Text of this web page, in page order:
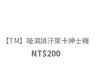
【TM】吸濕排汗萊卡紳士襪
NT$200